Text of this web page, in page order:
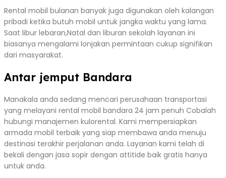
Rental mobil bulanan banyak juga digunakan oleh kalangan
pribadi ketika butuh mobil untuk jangka waktu yang lama.
Saat libur lebaran,Natal dan liburan sekolah layanan ini
biasanya mengalami lonjakan permintaan cukup signifikan
dari masyarakat.
Antar jemput Bandara
Manakala anda sedang mencari perusahaan transportasi
yang melayani rental mobil bandara 24 jam penuh Cobalah
hubungi manajemen kulorental. Kami mempersiapkan
armada mobil terbaik yang siap membawa anda menuju
destinasi terakhir perjalanan anda. Layanan kami telah di
bekali dengan jasa sopir dengan attitide baik gratis hanya
untuk anda.